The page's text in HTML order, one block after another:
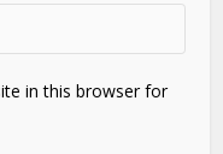
in this browser for